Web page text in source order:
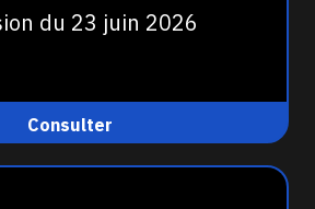
du 23 juin 2026
Consulter